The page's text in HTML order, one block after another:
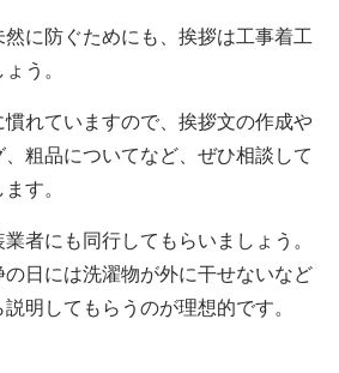
に防ぐためにも、挨拶は工事着工
う。
れていますので、挨拶文の作成や
粗品についてなど、ぜひ相談して
す。
者にも同行してもらいましょう。
日には洗濯物が外に干せないなど
明してもらうのが理想的です。